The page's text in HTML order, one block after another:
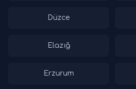
Düzce
Elazığ
Erzurum